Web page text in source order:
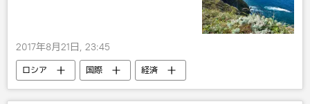
2017年8月21日, 23:45
ロシア 国際
経済
クリル諸島
露日関係 露日経済協力